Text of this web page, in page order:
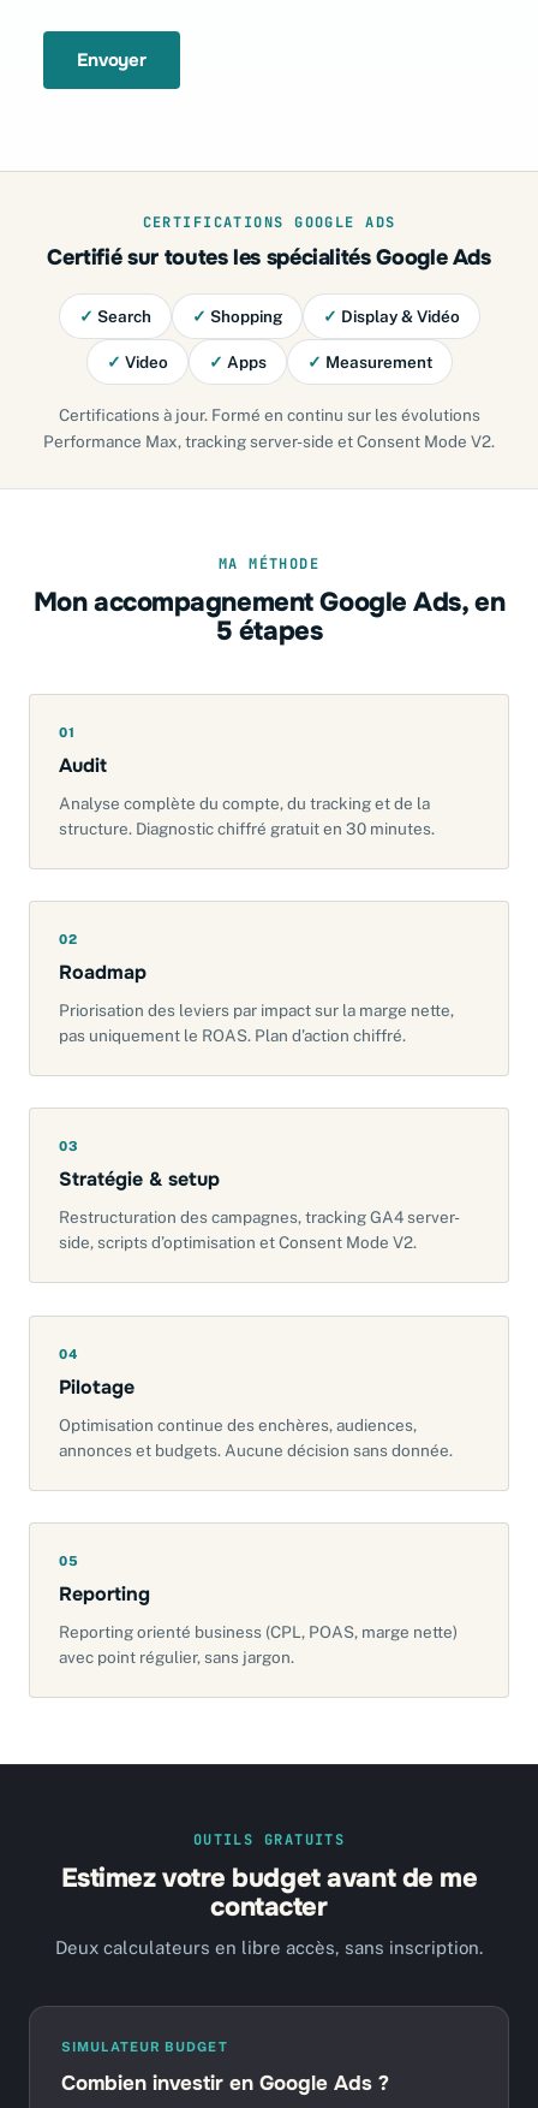
Envoyer
CERTIFICATIONS GOOGLE ADS
Certifié sur toutes les spécialités Google Ads
✓ Search ✓ Shopping ✓ Display & Vidéo
✓ Video ✓ Apps ✓ Measurement
Certifications à jour. Formé en continu sur les évolutions
Performance Max, tracking server-side et Consent Mode V2.
MA MÉTHODE
Mon accompagnement Google Ads, en
5 étapes
01
Audit
Analyse complète du compte, du tracking et de la
structure. Diagnostic chiffré gratuit en 30 minutes.
02
Roadmap
Priorisation des leviers par impact sur la marge nette,
pas uniquement le ROAS. Plan d’action chiffré.
03
Stratégie & setup
Restructuration des campagnes, tracking GA4 server-
side, scripts d’optimisation et Consent Mode V2.
04
Pilotage
Optimisation continue des enchères, audiences,
annonces et budgets. Aucune décision sans donnée.
05
Reporting
Reporting orienté business (CPL, POAS, marge nette)
avec point régulier, sans jargon.
OUTILS GRATUITS
Estimez votre budget avant de me
contacter
Deux calculateurs en libre accès, sans inscription.
SIMULATEUR BUDGET
Combien investir en Google Ads ?